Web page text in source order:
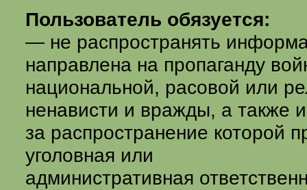
Пользователь обязуется:
— не распространять
направлена на пропаганду
национальной, расовой или
ненависти и вражды, а также
за распространение которой
уголовная или
административная